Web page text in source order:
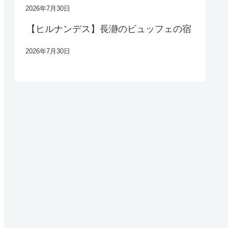
2026年7月30日
【ヒルナンデス】長瀞のビュッフェの宿
2026年7月30日